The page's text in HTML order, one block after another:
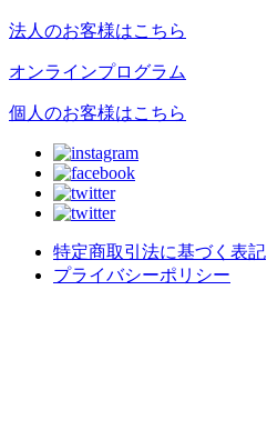
法人のお客様はこちら
オンラインプログラム
個人のお客様はこちら
特定商取引法に基づく表記
プライバシーポリシー